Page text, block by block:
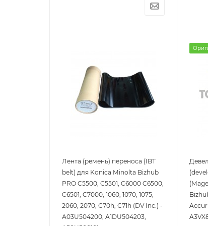
Лента (ремень) переноса (IBT
belt) для Konica Minolta Bizhub
PRO C5500, C5501, C6000 C6500,
C6501, C7000, 1060, 1070, 1075,
2060, 2070, C70h, C71h (DV Inc.) -
A03U504200, A1DU504203,